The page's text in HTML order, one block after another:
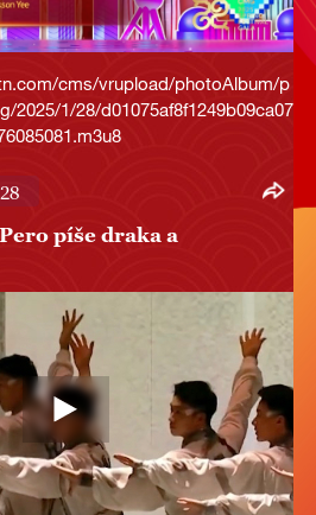
cms/vrupload/photoAlbum/p
2025/1/28/d01075af8f1249b09ca07
píše draka a